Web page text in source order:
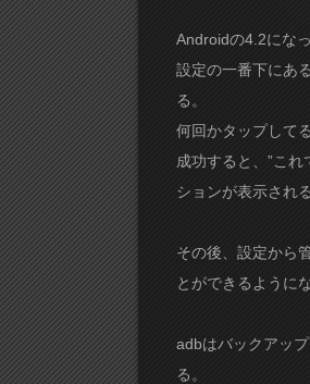
Androidの4.2にな
設定の一番下にあ
る。
何回かタップして
成功すると、”こ
ションが表示される
その後、設定から
とができるようにな
adbはバックアッ
る。